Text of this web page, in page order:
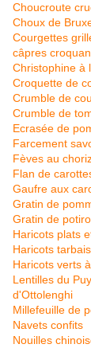
Choucroute
Choux de
Courgettes
câpres
Christophine à
Croquette de
Crumble de
Crumble de
Ecrasée de
Farcement
Fèves au
Flan de
Gaufre aux
Gratin de
Gratin de
Haricots plats
Haricots
Haricots verts
Lentilles du
d'Ottolenghi
Millefeuille de
Navets confits
Nouilles